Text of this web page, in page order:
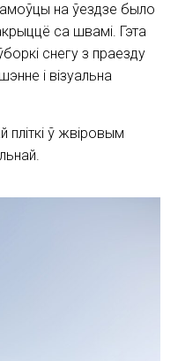
на ўездзе было
са швамі. Гэта
снегу з праезду
і візуальна
ў жвіровым